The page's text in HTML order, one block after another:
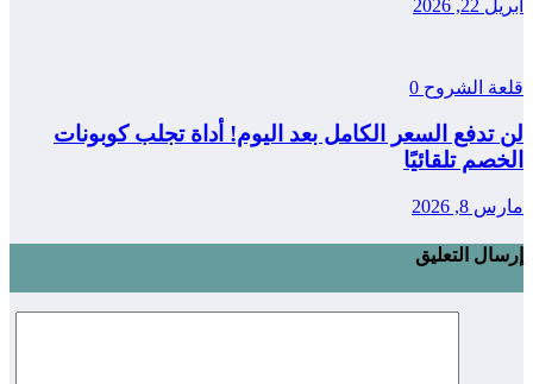
2026
الشروح 0
تدفع السعر الكامل بعد اليوم! أداة تجلب كوبونات
تلقائيًا
2026
التعليق